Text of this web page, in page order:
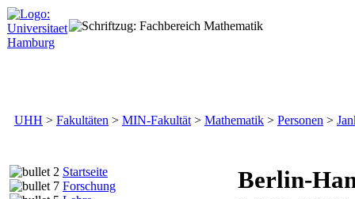
UHH > Fakultäten > MIN-Fakultät > Mathematik > Personen >
Startseite
Forschung
Berlin-